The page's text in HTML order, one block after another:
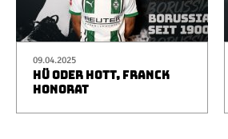
09.04.2025
HÜ ODER HOTT, FRANCK
HONORAT